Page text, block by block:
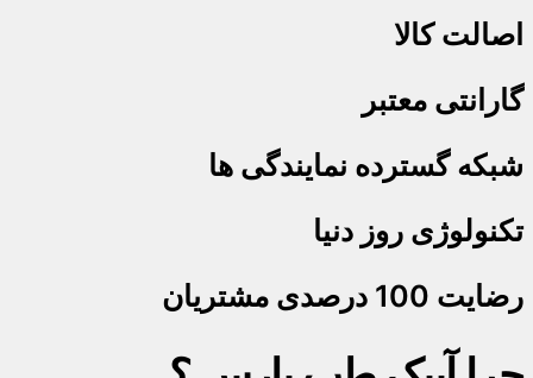
اصالت کالا
گارانتی معتبر
شبکه گسترده نمایندگی ها
تکنولوژی روز دنیا
رضایت 100 درصدی مشتریان